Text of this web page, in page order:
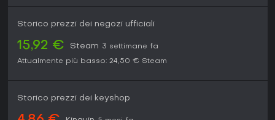
Storico prezzi dei negozi ufficiali
15,92 € Steam 3 settimane fa
Attualmente più basso: 24,50 € Steam
Storico prezzi dei keyshop